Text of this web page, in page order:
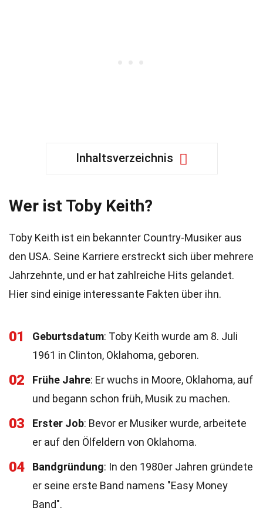
Inhaltsverzeichnis
Wer ist Toby Keith?
Toby Keith ist ein bekannter Country-Musiker aus
den USA. Seine Karriere erstreckt sich über mehrere
Jahrzehnte, und er hat zahlreiche Hits gelandet.
Hier sind einige interessante Fakten über ihn.
01 Geburtsdatum: Toby Keith wurde am 8. Juli
1961 in Clinton, Oklahoma, geboren.
02 Frühe Jahre: Er wuchs in Moore, Oklahoma, auf
und begann schon früh, Musik zu machen.
03 Erster Job: Bevor er Musiker wurde, arbeitete
er auf den Ölfeldern von Oklahoma.
04 Bandgründung: In den 1980er Jahren gründete
er seine erste Band namens "Easy Money
Band".